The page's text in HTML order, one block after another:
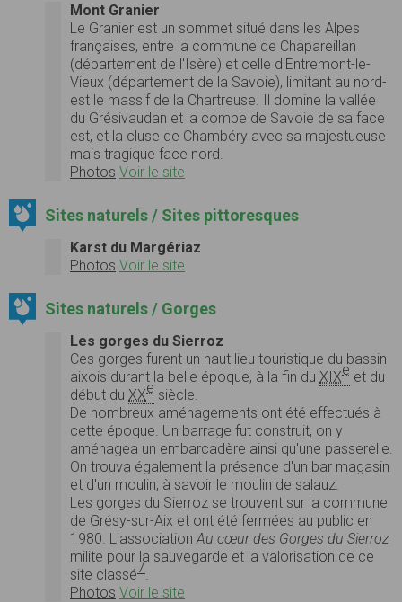
Mont Granier
Le Granier est un sommet situé dans les Alpes
françaises, entre la commune de Chapareillan
(département de l'Isère) et celle d'Entremont-le-
Vieux (département de la Savoie), limitant au nord-
est le massif de la Chartreuse. Il domine la vallée
du Grésivaudan et la combe de Savoie de sa face
est, et la cluse de Chambéry avec sa majestueuse
mais tragique face nord.
Photos Voir le site
Sites naturels / Sites pittoresques
Karst du Margériaz
Photos Voir le site
Sites naturels / Gorges
Les gorges du Sierroz
Ces gorges furent un haut lieu touristique du bassin
aixois durant la belle époque, à la fin du XIXe et du
début du XXe siècle.
De nombreux aménagements ont été effectués à
cette époque. Un barrage fut construit, on y
aménagea un embarcadère ainsi qu'une passerelle.
On trouva également la présence d'un bar magasin
et d'un moulin, à savoir le moulin de salauz.
Les gorges du Sierroz se trouvent sur la commune
de Grésy-sur-Aix et ont été fermées au public en
1980. L'association Au cœur des Gorges du Sierroz
milite pour la sauvegarde et la valorisation de ce
site classé7
Photos Voir le site